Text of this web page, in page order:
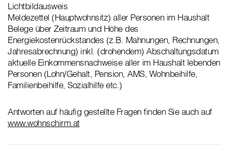
Lichtbildausweis
Meldezettel (Hauptwohnsitz) aller Personen im Haushalt
Belege über Zeitraum und Höhe des
Energiekostenrückstandes (z.B. Mahnungen, Rechnungen,
Jahresabrechnung) inkl. (drohendem) Abschaltungsdatum
aktuelle Einkommensnachweise aller im Haushalt lebenden
Personen (Lohn/Gehalt, Pension, AMS, Wohnbeihilfe,
Familienbeihilfe, Sozialhilfe etc.)
Antworten auf häufig gestellte Fragen finden Sie auch auf
www.wohnschirm.at